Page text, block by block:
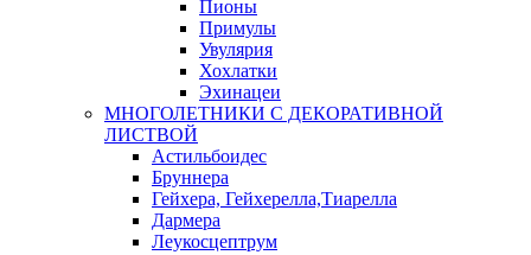
Пионы
Примулы
Увулярия
Хохлатки
Эхинацеи
МНОГОЛЕТНИКИ С ДЕКОРАТИВНОЙ
ЛИСТВОЙ
Астильбоидес
Бруннера
Гейхера, Гейхерелла,Тиарелла
Дармера
Леукосцептрум